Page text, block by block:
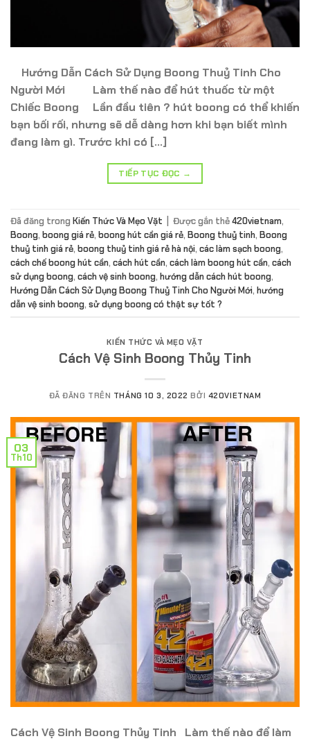
Hướng Dẫn Cách Sử Dụng Boong Thuỷ Tinh Cho
Người Mới Làm thế nào để hút thuốc từ một
Chiếc Boong Lần đầu tiên ? hút boong có thể khiến
bạn bối rối, nhưng sẽ dễ dàng hơn khi bạn biết mình
đang làm gì. Trước khi có […]
TIẾP TỤC ĐỌC →
Đã đăng trong Kiến Thức Và Mẹo Vặt Được gắn thẻ420vietnam,
Boong, boong giá rẻ, boong hút cần giá rẻ, Boong thuỷ tinh, Boong
thuỷ tinh giá rẻ, boong thuỷ tinh giá rẻ hà nội, các làm sạch boong,
cách chế boong hút cần, cách hút cần, cách làm boong hút cần, cách
sử dụng boong, cách vệ sinh boong, hướng dẫn cách hút boong,
Hướng Dẫn Cách Sử Dụng Boong Thuỷ Tinh Cho Người Mới, hướng
dẫn vệ sinh boong, sử dụng boong có thật sự tốt ?
KIẾN THỨC VÀ MẸO VẶT
Cách Vệ Sinh Boong Thủy Tinh
ĐÃ ĐĂNG TRÊN THÁNG 10 3, 2022 BỞI 420VIETNAM
03
Th10
Cách Vệ Sinh Boong Thủy Tinh Làm thế nào để làm